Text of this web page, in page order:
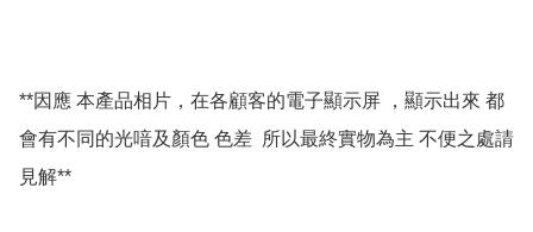
**因應 本產品相片，在各顧客的電子顯示屏 ，顯示出來 都
會有不同的光喑及顏色 色差  所以最終實物為主 不便之處請
見解**